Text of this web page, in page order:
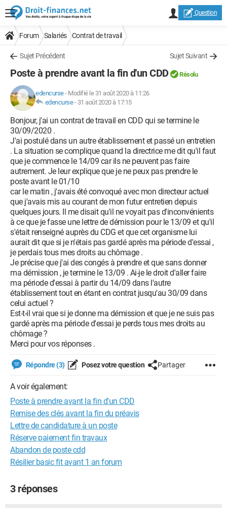
Question
Forum Salariés Contrat de travail
Sujet Précédent Sujet Suivant
Poste à prendre avant la fin d'un CDD Résolu
edencurse- Modifié le 31 août 2020 à 11:26
edencurse- 31 août 2020 à 17:15
Bonjour, j'ai un contrat de travail en CDD qui se termine le
30/09/2020 .
J'ai postulé dans un autre établissement et passé un entretien
. La situation se complique quand la directrice me dit qu'il faut
que je commence le 14/09 car ils ne peuvent pas faire
autrement. Je leur explique que je ne peux pas prendre le
poste avant le 01/10
car le matin , j'avais été convoqué avec mon directeur actuel
que j'avais mis au courant de mon futur entretien depuis
quelques jours. Il me disait qu'il ne voyait pas d'inconvénients
à ce que je fasse une lettre de démission pour le 13/09 et qu'il
s'était renseigné auprès du CDG et que cet organisme lui
aurait dit que si je n'étais pas gardé après ma période d'essai ,
je perdais tous mes droits au chômage .
Je précise que j'ai des congés à prendre et que sans donner
ma démission , je termine le 13/09 . Ai-je le droit d'aller faire
ma période d'essai à partir du 14/09 dans l'autre
établissement tout en étant en contrat jusqu'au 30/09 dans
celui actuel ?
Est-t-il vrai que si je donne ma démission et que je ne suis pas
gardé après ma période d'essai je perds tous mes droits au
chômage ?
Merci pour vos réponses .
Répondre (3) Posez votre question Partager
A voir également:
Poste à prendre avant la fin d'un CDD
Remise des clés avant la fin du préavis
Lettre de candidature à un poste
Réserve paiement fin travaux
Abandon de poste cdd
Résilier basic fit avant 1 an forum
3 réponses